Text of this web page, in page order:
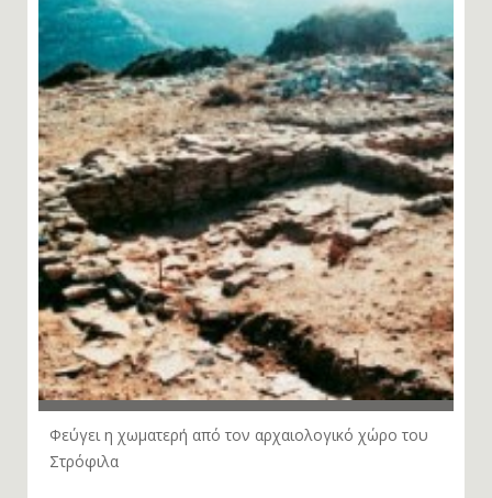
Φεύγει η χωματερή από τον αρχαιολογικό χώρο του
Στρόφιλα